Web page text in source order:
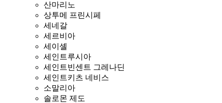
산마리노
상투메 프린시페
세네갈
세르비아
세이셸
세인트루시아
세인트빈센트 그레나딘
세인트키츠 네비스
소말리아
솔로몬 제도